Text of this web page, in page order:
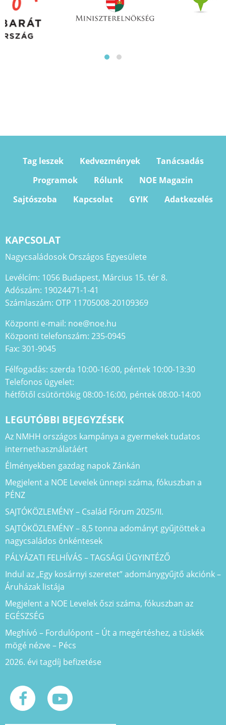
Tag leszek Kedvezmények
Tanácsadás
Programok
Rólunk
NOE Magazin
Sajtószoba
Kapcsolat GYIK Adatkezelés
KAPCSOLAT
Nagycsaládosok Országos Egyesülete
Levélcím: 1056 Budapest, Március 15. tér 8.
Adószám: 19024471-1-41
Számlaszám: OTP 11705008-20109369
Központi e-mail: noe@noe.hu
Központi telefonszám: 235-0945
Fax: 301-9045
Félfogadás: szerda 10:00-16:00, péntek 10:00-13:30
Telefonos ügyelet:
hétfőtől csütörtökig 08:00-16:00, péntek 08:00-14:00
LEGUTÓBBI BEJEGYZÉSEK
Az NMHH országos kampánya a gyermekek tudatos
internethasználatáért
Élményekben gazdag napok Zánkán
Megjelent a NOE Levelek ünnepi száma, fókuszban a
PÉNZ
SAJTÓKÖZLEMÉNY – Család Fórum 2025/II.
SAJTÓKÖZLEMÉNY – 8,5 tonna adományt gyűjtöttek a
nagycsaládos önkéntesek
PÁLYÁZATI FELHÍVÁS – TAGSÁGI ÜGYINTÉZŐ
Indul az „Egy kosárnyi szeretet” adománygyűjtő akciónk –
Áruházak listája
Megjelent a NOE Levelek őszi száma, fókuszban az
EGÉSZSÉG
Meghívó – Fordulópont – Út a megértéshez, a tüskék
mögé nézve – Pécs
2026. évi tagdíj befizetése